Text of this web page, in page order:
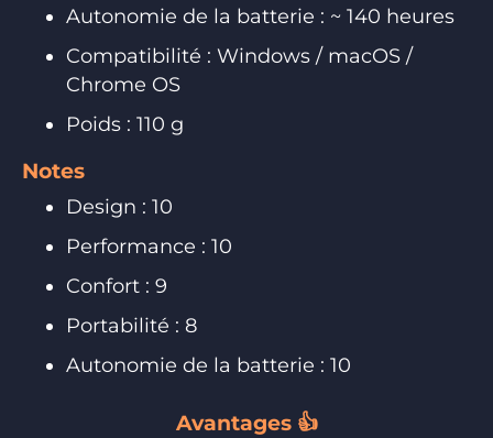
Autonomie de la batterie : ~ 140 heures
Compatibilité : Windows / macOS /
Chrome OS
Poids : 110 g
Notes
Design : 10
Performance : 10
Confort : 9
Portabilité : 8
Autonomie de la batterie : 10
Avantages 👍